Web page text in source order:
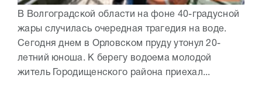
В Волгоградской области на фоне 40-градусной
жары случилась очередная трагедия на воде.
Сегодня днем в Орловском пруду утонул 20-
летний юноша. К берегу водоема молодой
житель Городищенского района приехал...